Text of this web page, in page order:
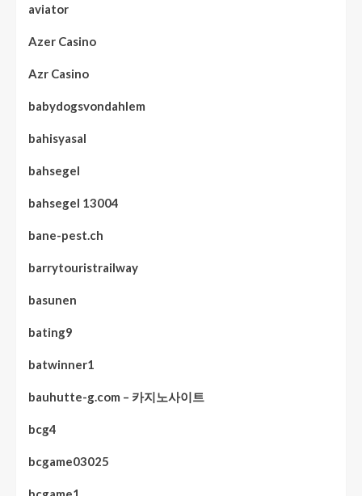
aviator
Azer Casino
Azr Casino
babydogsvondahlem
bahisyasal
bahsegel
bahsegel 13004
bane-pest.ch
barrytouristrailway
basunen
bating9
batwinner1
bauhutte-g.com – 카지노사이트
bcg4
bcgame03025